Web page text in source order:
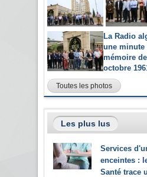
La Radio
une minute
mémoire
octobre
Toutes les photos
Les plus lus
Services
enceintes :
Santé trace